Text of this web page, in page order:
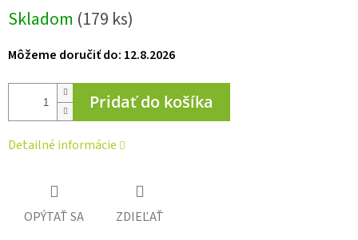
Jednotková
cena:
Skladom (179 ks)
Môžeme doručiť do: 12.8.2026
Pridať do košíka
Detailné informácie
OPÝTAŤ SA ZDIEĽAŤ